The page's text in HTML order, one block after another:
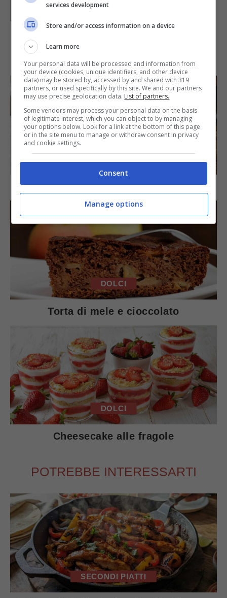
GIeGI è stata collaboratrice di Buttalapasta dal 2008 al
occhio di riguardo a quelle della tradizione regionale.
Arista di maiale al latte
DOLCI
Torta di mele e cioccolato
DOLCI
Cheesecake alle fragole
POTREBBE INTERESSARTI
SECONDI PIATTI
services development
Store and/or access information on a device
Learn more
Your personal data will be processed and information from
your device (cookies, unique identifiers, and other device
data) may be stored by, accessed by and shared with 319
partners, or used specifically by this site. We and our partners
may use precise geolocation data. List of partners.
Some vendors may process your personal data on the basis
of legitimate interest, which you can object to by managing
your options below. Look for a link at the bottom of this page
or in the site menu to manage or withdraw consent in privacy
and cookie settings.
Consent
Manage options